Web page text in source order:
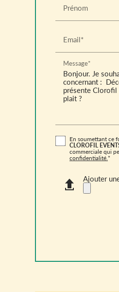
Prénom
Email*
Message*
En soumettant ce
CLOROFIL
commerciale qui
confidentialité.*
Ajouter